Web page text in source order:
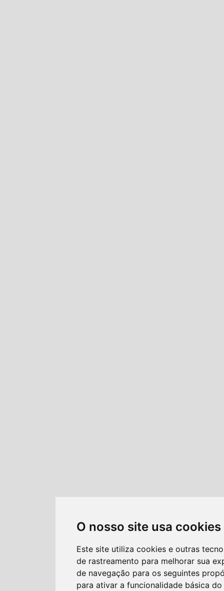
O nosso site usa cookies
Este site utiliza cookies e outras
de rastreamento para melhorar sua
de navegação para os seguintes
para ativar a funcionalidade básica